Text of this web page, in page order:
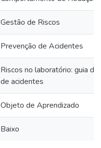
Gestão de Riscos
Prevenção de Acidentes
Riscos no laboratório: guia
de acidentes
Objeto de Aprendizado
Baixo